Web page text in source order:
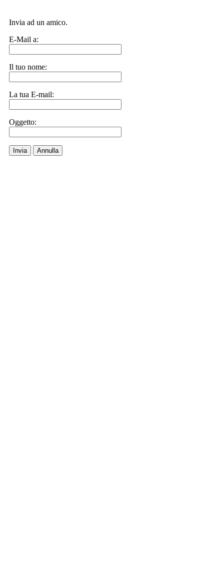
Invia ad un amico.
E-Mail a:
Il tuo nome:
La tua E-mail:
Oggetto:
Invia Annulla